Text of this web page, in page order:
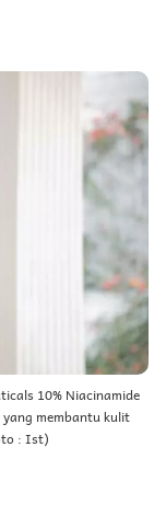
10% Niacinamide
membantu kulit
: Ist)